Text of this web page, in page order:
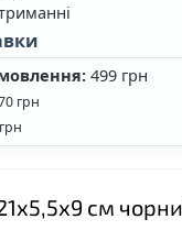
499 грн
грн
см